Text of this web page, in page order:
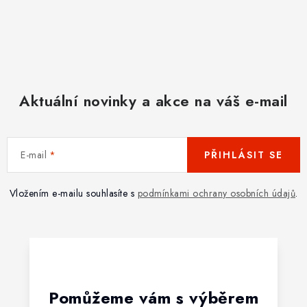
Aktuální novinky a akce na váš e-mail
E-mail
Vložením e-mailu souhlasíte s podmínkami ochrany osobních údajů.
PŘIHLÁSIT SE
Pomůžeme vám s výběrem